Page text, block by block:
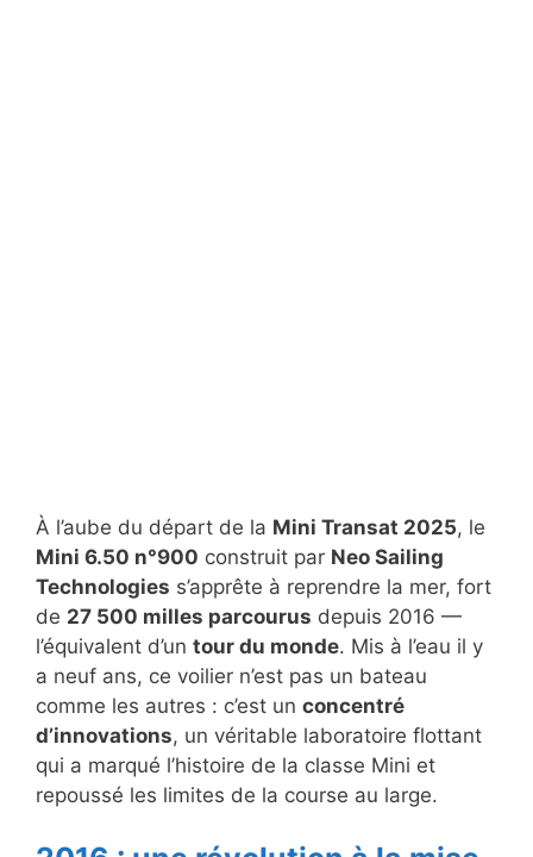
À l’aube du départ de la Mini Transat 2025, le
Mini 6.50 n°900 construit par Neo Sailing
Technologies s’apprête à reprendre la mer, fort
de 27 500 milles parcourus depuis 2016 —
l’équivalent d’un tour du monde. Mis à l’eau il y
a neuf ans, ce voilier n’est pas un bateau
comme les autres : c’est un concentré
d’innovations, un véritable laboratoire flottant
qui a marqué l’histoire de la classe Mini et
repoussé les limites de la course au large.